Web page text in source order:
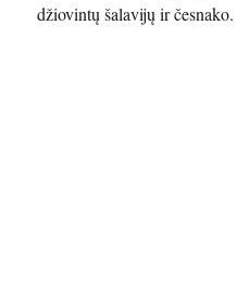
džiovintų šalavijų ir česnako.